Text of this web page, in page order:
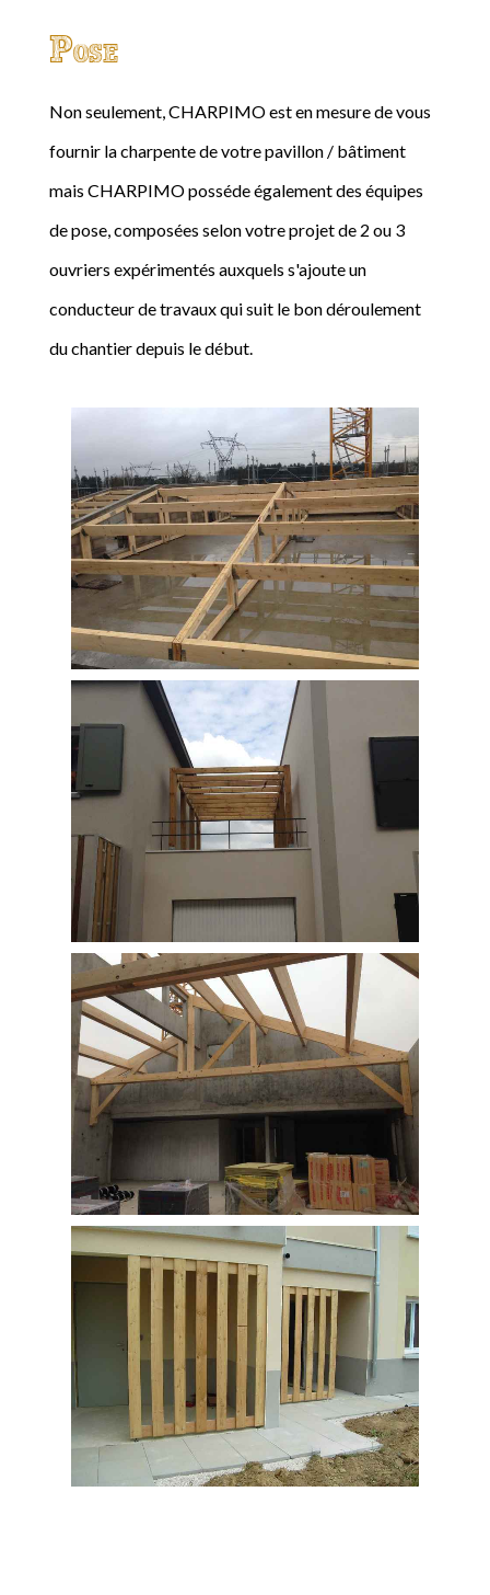
Pose
Non seulement, CHARPIMO est en mesure de vous
fournir la charpente de votre pavillon / bâtiment
mais CHARPIMO posséde également des équipes
de pose, composées selon votre projet de 2 ou 3
ouvriers expérimentés auxquels s'ajoute un
conducteur de travaux qui suit le bon déroulement
du chantier depuis le début.